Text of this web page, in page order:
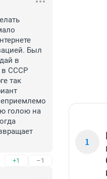
Был
в
в СССР
так
голою на
+1 –1
1